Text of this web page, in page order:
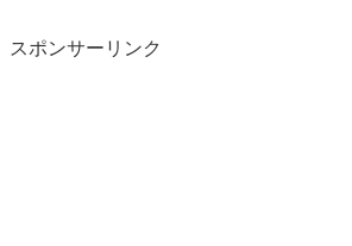
スポンサーリンク